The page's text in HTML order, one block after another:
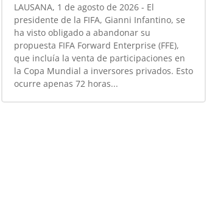
LAUSANA, 1 de agosto de 2026 - El
presidente de la FIFA, Gianni Infantino, se
ha visto obligado a abandonar su
propuesta FIFA Forward Enterprise (FFE),
que incluía la venta de participaciones en
la Copa Mundial a inversores privados. Esto
ocurre apenas 72 horas...